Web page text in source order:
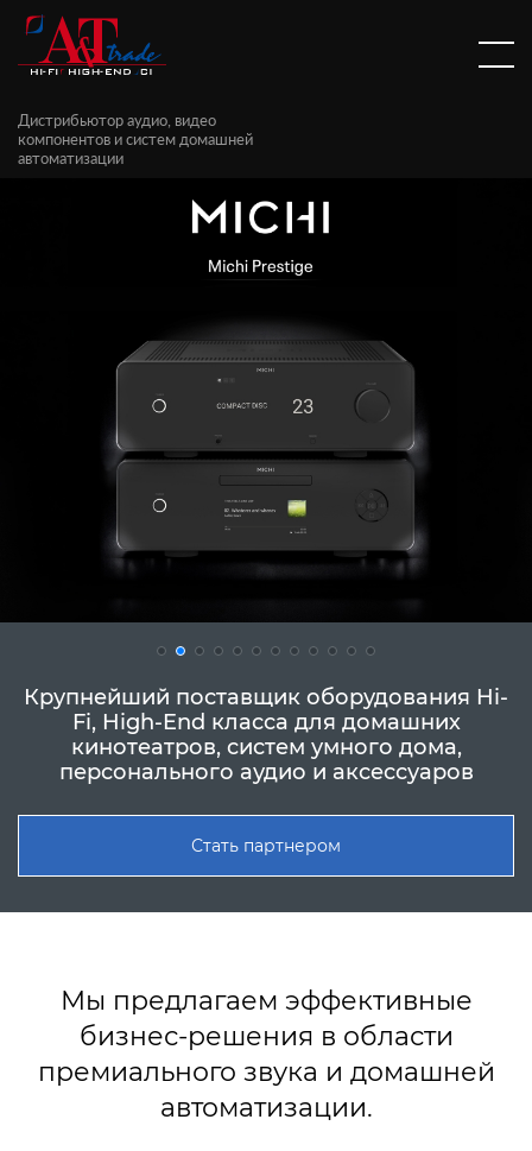
Дистрибьютор аудио, видео
компонентов и систем домашней
автоматизации
Крупнейший поставщик оборудования Hi-
Fi, High-End класса для домашних
кинотеатров, систем умного дома,
персонального аудио и аксессуаров
Стать партнером
Мы предлагаем эффективные
бизнес-решения в области
премиального звука и домашней
автоматизации.